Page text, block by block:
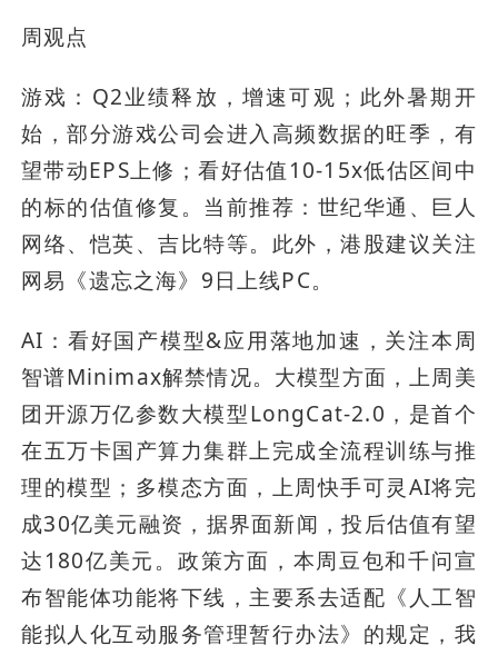
周观点
游戏：Q2业绩释放，增速可观；此外暑期开
始，部分游戏公司会进入高频数据的旺季，有
望带动EPS上修；看好估值10-15x低估区间中
的标的估值修复。当前推荐：世纪华通、巨人
网络、恺英、吉比特等。此外，港股建议关注
网易《遗忘之海》9日上线PC。
AI：看好国产模型&应用落地加速，关注本周
智谱Minimax解禁情况。大模型方面，上周美
团开源万亿参数大模型LongCat-2.0，是首个
在五万卡国产算力集群上完成全流程训练与推
理的模型；多模态方面，上周快手可灵AI将完
成30亿美元融资，据界面新闻，投后估值有望
达180亿美元。政策方面，本周豆包和千问宣
布智能体功能将下线，主要系去适配《人工智
能拟人化互动服务管理暂行办法》的规定，我